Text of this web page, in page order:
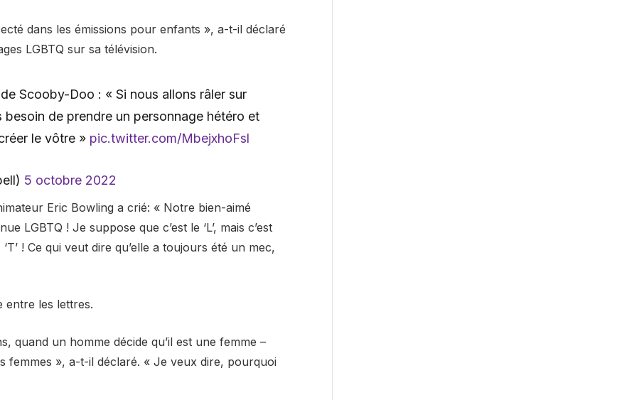
dans les émissions pour enfants », a-t-il déclaré
LGBTQ sur sa télévision.
Scooby-Doo : « Si nous allons râler sur
de prendre un personnage hétéro et
le vôtre » pic.twitter.com/MbejxhoFsl
5 octobre 2022
Eric Bowling a crié: « Notre bien-aimé
LGBTQ ! Je suppose que c’est le ‘L’, mais c’est
! Ce qui veut dire qu’elle a toujours été un mec,
entre les lettres.
quand un homme décide qu’il est une femme –
femmes », a-t-il déclaré. « Je veux dire, pourquoi